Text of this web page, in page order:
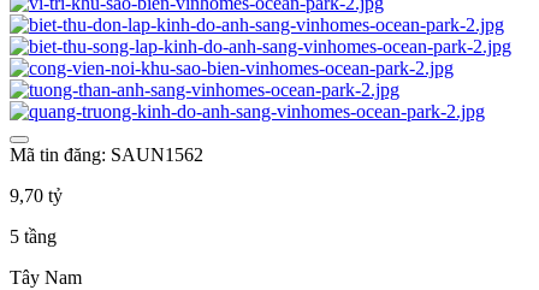
Mã tin đăng: SAUN1562
9,70 tỷ
5 tầng
Tây Nam